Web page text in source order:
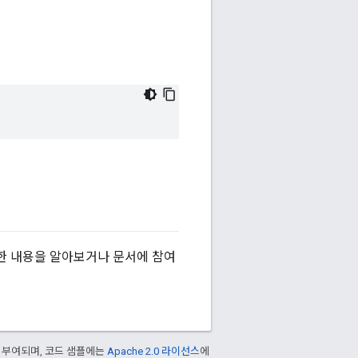
내용을 알아보거나 문서에 참여
여되며, 코드 샘플에는 Apache 2.0 라이선스에